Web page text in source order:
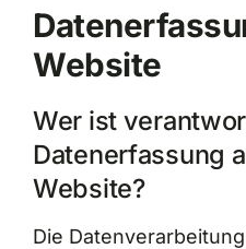
Website
Wer ist
Datenerfassung
Website?
Die